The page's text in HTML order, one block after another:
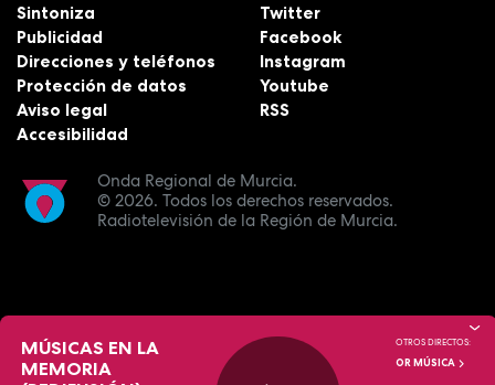
Onda Regional de Murcia.
© 2026. Todos los derechos reservados.
Radiotelevisión de la Región de Murcia.
Sintoniza
Publicidad
Direcciones y teléfonos
Protección de datos
Aviso legal
Accesibilidad
Twitter
Facebook
Instagram
Youtube
RSS
MÚSICAS EN LA
MEMORIA
OTROS DIRECTOS:
OR MÚSICA